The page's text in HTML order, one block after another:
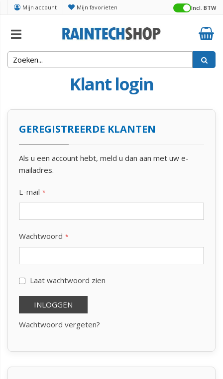
Mijn account Mijn favorieten Incl. BTW
Klant login
GEREGISTREERDE KLANTEN
Als u een account hebt, meld u dan aan met uw e-
mailadres.
E-mail
Wachtwoord
Laat wachtwoord zien
INLOGGEN
Wachtwoord vergeten?